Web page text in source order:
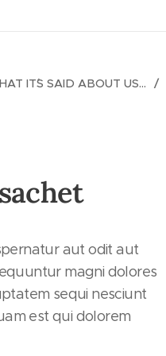
IT´S SAID ABOUT US...
aut odit aut
magni dolores
sequi nesciunt
est qui dolorem